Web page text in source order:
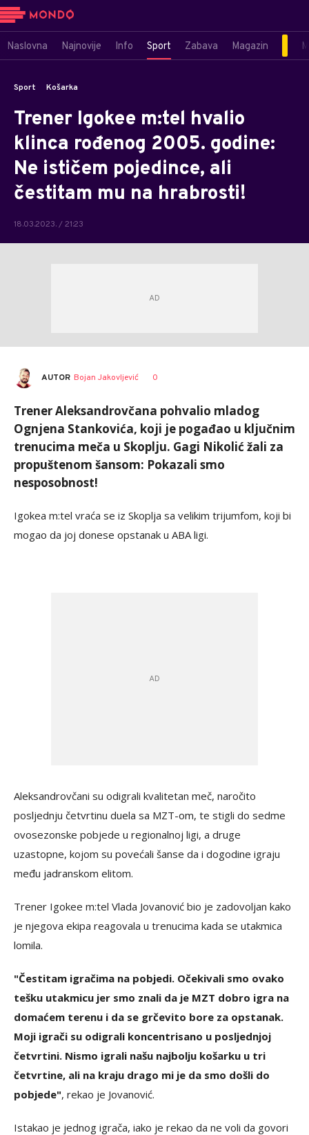
Naslovna Najnovije Info Sport Zabava Magazin
Sport Košarka
Trener Igokee m:tel hvalio
klinca rođenog 2005. godine:
Ne ističem pojedince, ali
čestitam mu na hrabrosti!
18.03.2023. / 21:23
AUTOR Bojan Jakovljević 0
Trener Aleksandrovčana pohvalio mladog
Ognjena Stankovića, koji je pogađao u ključnim
trenucima meča u Skoplju. Gagi Nikolić žali za
propuštenom šansom: Pokazali smo
nesposobnost!
Igokea m:tel vraća se iz Skoplja sa velikim trijumfom, koji bi
mogao da joj donese opstanak u ABA ligi.
Aleksandrovčani su odigrali kvalitetan meč, naročito
posljednju četvrtinu duela sa MZT-om, te stigli do sedme
ovosezonske pobjede u regionalnoj ligi, a druge
uzastopne, kojom su povećali šanse da i dogodine igraju
među jadranskom elitom.
Trener Igokee m:tel Vlada Jovanović bio je zadovoljan kako
je njegova ekipa reagovala u trenucima kada se utakmica
lomila.
"Čestitam igračima na pobjedi. Očekivali smo ovako
tešku utakmicu jer smo znali da je MZT dobro igra na
domaćem terenu i da se grčevito bore za opstanak.
Moji igrači su odigrali koncentrisano u posljednjoj
četvrtini. Nismo igrali našu najbolju košarku u tri
četvrtine, ali na kraju drago mi je da smo došli do
pobjede", rekao je Jovanović.
Istakao je jednog igrača, iako je rekao da ne voli da govori